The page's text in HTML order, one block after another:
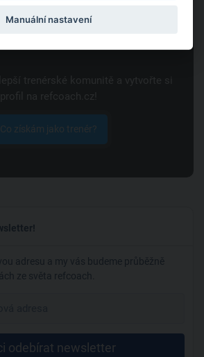
trenérské komunitě a vytvořte si
Co získám jako trenér?
adresu a my vás budeme průběžně
ze světa refcoach.
odebírat newsletter
Manuální nastavení